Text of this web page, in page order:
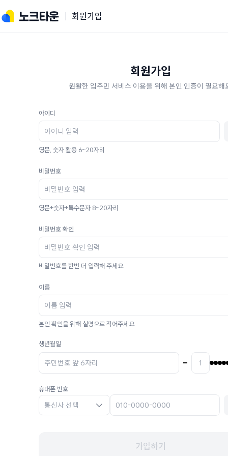
회원가입
회원가입
원활한 입주민 서비스 이용을 위해 본인 인증이 필요해
아이디
영문, 숫자 활용 6~20자리
비밀번호
영문+숫자+특수문자 8~20자리
비밀번호 확인
비밀번호를 한번 더 입력해 주세요.
이름
본인 확인을 위해 실명으로 적어주세요.
생년월일
휴대폰 번호
통신사 선택
가입하기